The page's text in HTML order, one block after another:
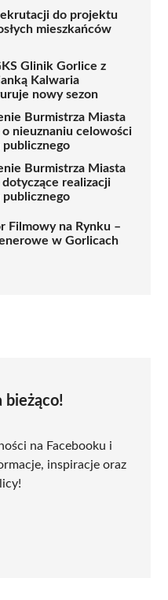
do projektu
mieszkańców
Glinik Gorlice z
Kalwaria
nowy sezon
Burmistrza Miasta
nieuznaniu celowości
publicznego
Burmistrza Miasta
realizacji
publicznego
Filmowy na Rynku –
w Gorlicach
bieżąco!
na Facebooku i
inspiracje oraz